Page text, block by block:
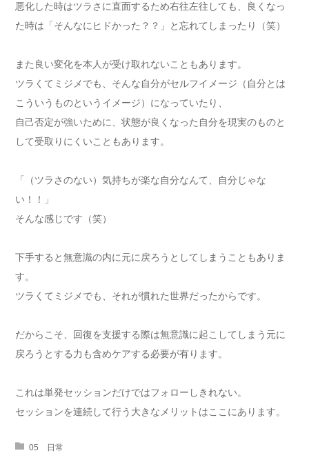
悪化した時はツラさに直面するため右往左往しても、良くなっ
た時は「そんなにヒドかった？？」と忘れてしまったり（笑）
また良い変化を本人が受け取れないこともあります。
ツラくてミジメでも、そんな自分がセルフイメージ（自分とは
こういうものというイメージ）になっていたり、
自己否定が強いために、状態が良くなった自分を現実のものと
して受取りにくいこともあります。
「（ツラさのない）気持ちが楽な自分なんて、自分じゃな
い！！」
そんな感じです（笑）
下手すると無意識の内に元に戻ろうとしてしまうこともありま
す。
ツラくてミジメでも、それが慣れた世界だったからです。
だからこそ、回復を支援する際は無意識に起こしてしまう元に
戻ろうとする力も含めケアする必要が有ります。
これは単発セッションだけではフォローしきれない。
セッションを連続して行う大きなメリットはここにあります。
05 日常